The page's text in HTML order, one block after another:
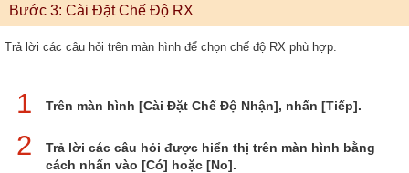
Bước 3: Cài Đặt Chế Độ RX
Trả lời các câu hỏi trên màn hình để chọn chế độ RX phù hợp.
1 Trên màn hình [Cài Đặt Chế Độ Nhận], nhấn [Tiếp].
2
Trả lời các câu hỏi được hiển thị trên màn hình bằng
cách nhấn vào [Có] hoặc [No].